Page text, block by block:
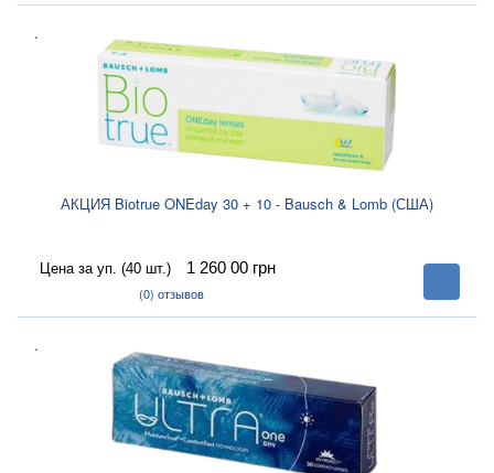
.
АКЦИЯ Biotrue ONEday 30 + 10 - Bausch & Lomb (США)
Цена за уп. (40 шт.) 1 260 00 грн
(0) отзывов
В
корзину
.